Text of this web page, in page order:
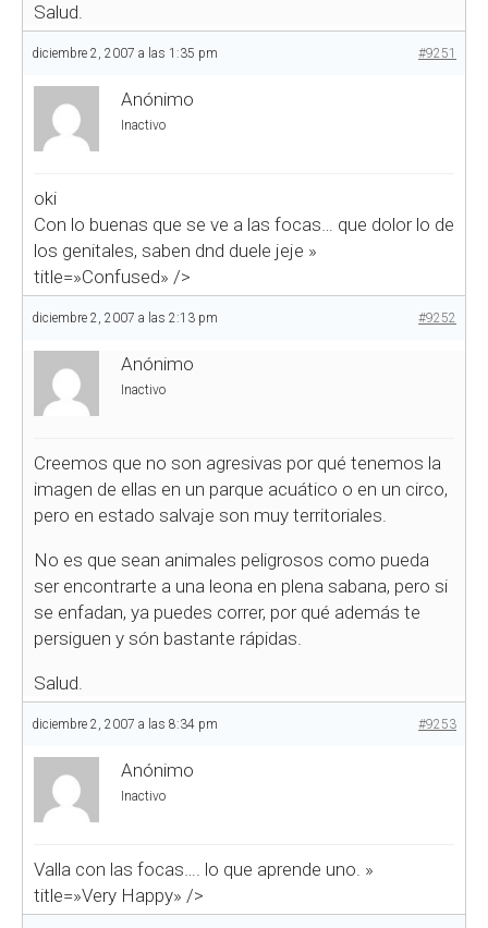
Salud.
diciembre 2, 2007 a las 1:35 pm #9251
Anónimo
Inactivo
oki
Con lo buenas que se ve a las focas… que dolor lo de
los genitales, saben dnd duele jeje »
title=»Confused» />
diciembre 2, 2007 a las 2:13 pm #9252
Anónimo
Inactivo
Creemos que no son agresivas por qué tenemos la
imagen de ellas en un parque acuático o en un circo,
pero en estado salvaje son muy territoriales.
No es que sean animales peligrosos como pueda
ser encontrarte a una leona en plena sabana, pero si
se enfadan, ya puedes correr, por qué además te
persiguen y són bastante rápidas.
Salud.
diciembre 2, 2007 a las 8:34 pm #9253
Anónimo
Inactivo
Valla con las focas…. lo que aprende uno. »
title=»Very Happy» />